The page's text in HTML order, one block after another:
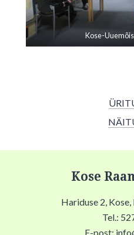
Kose-
Kose
Hariduse 2,
Tel.:
E-post: